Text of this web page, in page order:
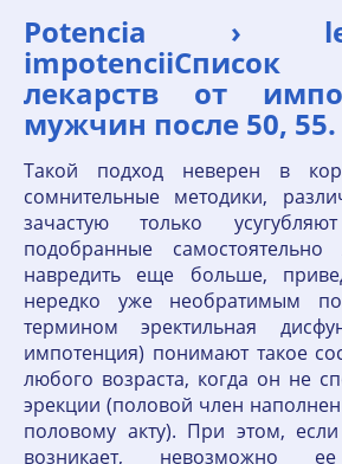
Potencia ›
лекарств от
мужчин после 50, 55.
Такой подход неверен в
сомнительные методики,
зачастую только
подобранные самостоятельно
навредить еще больше,
нередко уже необратимым
термином эректильная
импотенция) понимают такое
любого возраста, когда он не
эрекции (половой член
половому акту). При этом,
возникает, невозможно